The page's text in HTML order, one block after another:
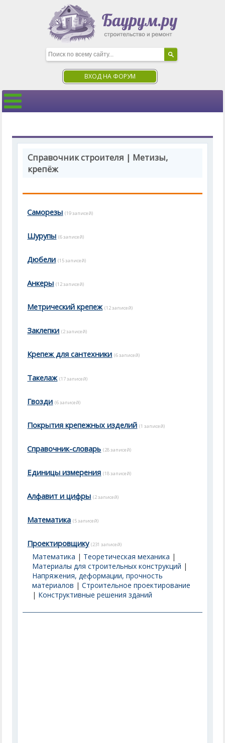
ВХОД НА ФОРУМ
Справочник строителя | Метизы,
крепёж
Саморезы (19 записей)
Шурупы (6 записей)
Дюбели (15 записей)
Анкеры (12 записей)
Метрический крепеж (12 записей)
Заклепки (2 записей)
Крепеж для сантехники (6 записей)
Такелаж (17 записей)
Гвозди (6 записей)
Покрытия крепежных изделий (1 записей)
Справочник-словарь (28 записей)
Единицы измерения (18 записей)
Алфавит и цифры (2 записей)
Математика (5 записей)
Проектировщику (231 записей)
Математика | Теоретическая механика |
Материалы для строительных конструкций |
Напряжения, деформации, прочность
материалов |Строительное проектирование
| Конструктивные решения зданий